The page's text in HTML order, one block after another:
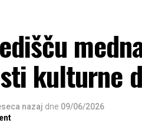
kulturne
nazaj dne 09/06/2026